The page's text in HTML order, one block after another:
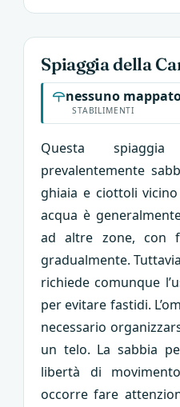
Spiaggia della
STABILIMENTI
nessuno
Questa
prevalentemente
ghiaia e ciottoli
acqua è
ad altre zone, con
gradualmente.
richiede comunque
per evitare fastidi.
necessario
un telo. La sabbia
libertà di
occorre fare